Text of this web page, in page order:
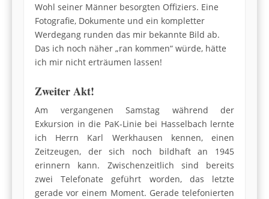
Wohl seiner Männer besorgten Offiziers. Eine
Fotografie, Dokumente und ein kompletter
Werdegang runden das mir bekannte Bild ab.
Das ich noch näher „ran kommen“ würde, hätte
ich mir nicht erträumen lassen!
Zweiter Akt!
Am vergangenen Samstag während der
Exkursion in die PaK-Linie bei Hasselbach lernte
ich Herrn Karl Werkhausen kennen, einen
Zeitzeugen, der sich noch bildhaft an 1945
erinnern kann. Zwischenzeitlich sind bereits
zwei Telefonate geführt worden, das letzte
gerade vor einem Moment. Gerade telefonierten